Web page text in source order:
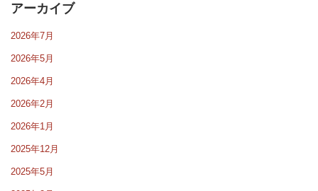
アーカイブ
2026年7月
2026年5月
2026年4月
2026年2月
2026年1月
2025年12月
2025年5月